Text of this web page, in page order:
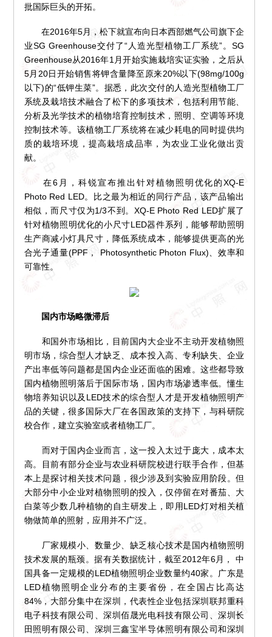
批国际巨头的开拓。
在2016年5月，松下就宣布向日本西部燃气公司旗下企
业SG Greenhouse交付了“人造光型植物工厂系统”。SG
Greenhouse从2016年1月开始实施栽培实证实验，之后从
5月20日开始销售将钾含量降至原来20%以下(98mg/100g
以下)的“低钾生菜”。据悉，此次交付的人造光型植物工厂
系统及栽培技术融合了松下的多项技术，包括利用节能、
分析及光学技术的植物培育控制技术，照明、空调等环境
控制技术等。该植物工厂系统将在减少耗电的同时提供均
质的栽培环境，提高栽培成品率，为农业工业化做出贡
献。
在6月，科锐宣布推出针对植物照明优化的XQ-E
Photo Red LED。比之最为相近的同行产品，该产品输出
相似，而尺寸仅为1/3不到。XQ-E Photo Red LED扩展了
针对植物照明优化的小尺寸LED器件系列，能够帮助照明
生产商减小灯具尺寸，降低系统成本，能够提供更高的光
合光子通量(PPF， Photosynthetic Photon Flux)、效率和
可靠性。
国内市场略微滞后
和国外市场相比，目前国内大企业不主动开发植物照
明市场，综合型人才缺乏、成本投入高、专利缺失、企业
产出率低等问题都是国内企业还面临的困难。这些都导致
国内植物照明落后于国际市场，国内市场渗透率低。懂生
物培养知识以及LED技术的综合型人才是开发植物照明产
品的关键，很多国际大厂在各国政策的支持下，与科研院
校合作，建立实验室或者植物工厂。
而对于国内企业而言，这一投入太过于庞大，成本太
高。目前有部分企业与农业科研院校进行联手合作，但基
本上是探讨相关技术问题，很少涉及到实验应用阶段。但
大部分中小企业对植物照明的投入，仅停留在对番茄、大
白菜等少数几种植物的自主研发上，即用LED灯对相关植
物做简单的照射，应用并不广泛。
厂家规模小、数量少、缺乏核心技术是国内植物照明
技术发展的瓶颈。据有关数据统计，截至2012年6月， 中
国具备一定规模的LED植物照明企业数量约40家。广东是
LED植物照明企业分布的主要省份，在全国占比高达
84%，大部分集中在深圳，代表性企业包括深圳联邦重科
电子科技有限公司、深圳佰晟光电科技有限公司、深圳长
田照明有限公司、深圳三鑫宝半导体照明有限公司和深圳